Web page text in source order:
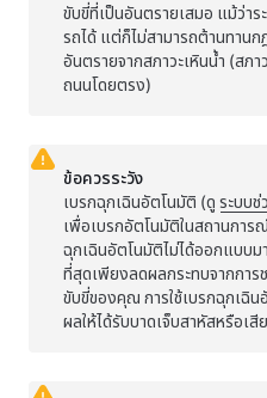
ขับขี่ที่เป็นอันตรายเสมอ แม้ว่าร
รถได้ แต่ก็ไม่สามารถต้านทาน
อันตรายจากสภาวะเหินน้ำ (สภ
ถนนโดยตรง)
ข้อควรระวัง
เบรกฉุกเฉินอัตโนมัติ (ดูระบบ
เพื่อเบรกอัตโนมัติในสถานการ
ฉุกเฉินอัตโนมัติไม่ได้ออกแบบม
ที่สุดเพียงลดผลกระทบจากการ
ขับขี่ของคุณ การใช้เบรกฉุกเฉิ
ผลให้ได้รับบาดเจ็บสาหัสหรือเสี